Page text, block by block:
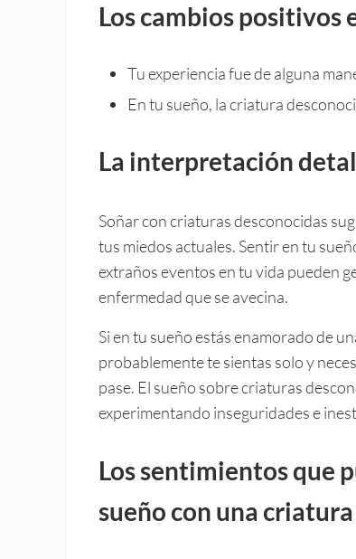
Los cambios positivos
Tu experiencia fue de alguna
En tu sueño, la criatura
La interpretación
Soñar con criaturas desconocidas
tus miedos actuales. Sentir en tu
extraños eventos en tu vida pueden
enfermedad que se avecina.
Si en tu sueño estás enamorado de
probablemente te sientas solo y
pase. El sueño sobre criaturas
experimentando inseguridades e
Los sentimientos que
sueño con una